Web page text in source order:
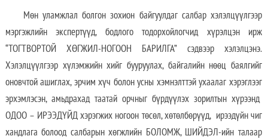
Мөн уламжлал болгон зохион байгуулдаг салбар хэлэлцүүлгээр
мэргэжлийн экспертүүд, бодлого тодорхойлогчид хүрэлцэн ирж
“ТОГТВОРТОЙ ХӨГЖИЛ-НОГООН БАРИЛГА” сэдвээр хэлэлцэнэ.
Хэлэлцүүлгээр хүлэмжийн хийг бууруулах, байгалийн нөөц баялгийг
оновчтой ашиглах, эрчим хүч болон усны хэмнэлттэй ухаалаг хэрэглээг
эрхэмлэсэн, амьдрахад таатай орчныг бүрдүүлэх зорилтын хүрээнд
ОДОО – ИРЭЭДҮЙД хэрэгжих ногоон төсөл, хөтөлбөрүүд, ирээдүйн чиг
хандлага болоод салбарын хөгжлийн БОЛОМЖ, ШИЙДЭЛ-ийн талаар